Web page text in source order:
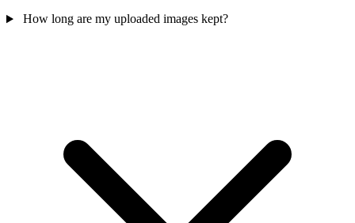
How long are my uploaded images kept?